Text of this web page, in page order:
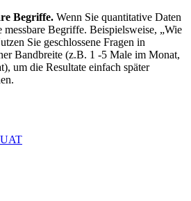
Begriffe. Wenn Sie quantitative Daten
messbare Begriffe. Beispielsweise, „Wie
Sie geschlossene Fragen in
Bandbreite (z.B. 1 -5 Male im Monat,
um die Resultate einfach später